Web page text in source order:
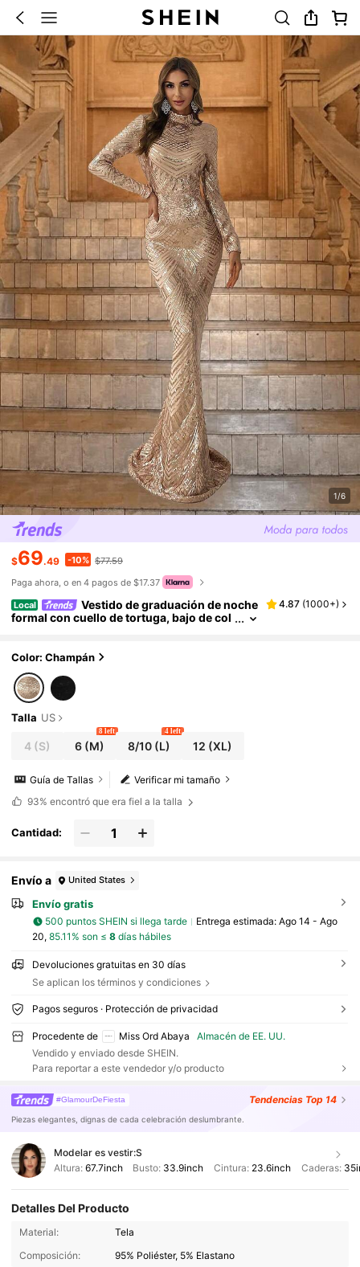
1/6
$69.49 -10% $77.59
Paga ahora, o en 4 pagos de $17.37
Local
Vestido de graduación de noche
formal con cuello de tortuga, bajo de col
y fiesta de primavera
4.87 (1000+)
Color: Champán
Talla US
4 (S) 6 (M)
8 left
8/10(L)
4 left
12 (XL)
Verificar mi tamaño
Guía de Tallas
93% encontró que era fiel a la talla
Cantidad:
Envío a United States
Envío gratis
500 puntos SHEIN si llega tarde Entrega estimada: Ago 14 - Ago
20, 85.11% son ≤ 8días hábiles
Devoluciones gratuitas en 30 días
Se aplican los términos y condiciones
Pagos seguros · Protección de privacidad
Procedente de Miss Ord Abaya
Almacén de EE. UU.
Vendido y enviado desde SHEIN.
Para reportar a este vendedor y/o producto
#GlamourDeFiesta Tendencias Top 14
Piezas elegantes, dignas de cada celebración deslumbrante.
Modelar es vestir:S
Altura: 67.7inch Busto: 33.9inch Cintura: 23.6inch Caderas:
Detalles Del Producto
Material:
Tela
Composición:
95% Poliéster, 5% Elastano